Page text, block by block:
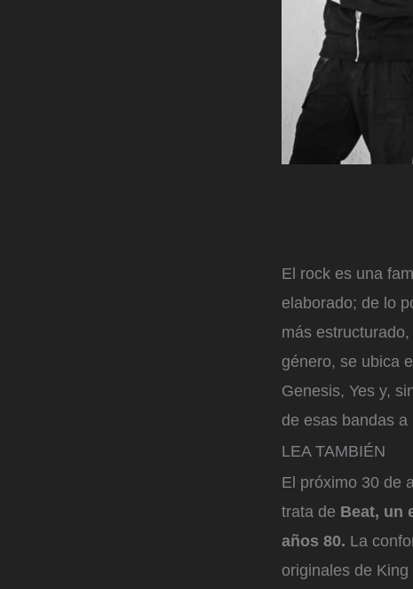
El rock es una
elaborado; de lo
más
género, se ubica
Genesis, Yes y,
de esas bandas
LEA TAMBIÉN
El próximo 30 de
trata de Beat, un
años 80. La
originales de